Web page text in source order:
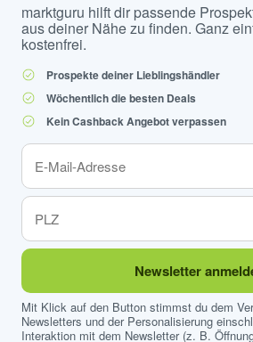
marktguru hilft dir passende
aus deiner Nähe zu finden. Ganz
kostenfrei.
Prospekte deiner Lieblingshändler
Wöchentlich die besten Deals
Kein Cashback Angebot verpassen
Newsletter
Mit Klick auf den Button stimmst du dem
Newsletters und der Personalisierung
Interaktion mit dem Newsletter (z. B.